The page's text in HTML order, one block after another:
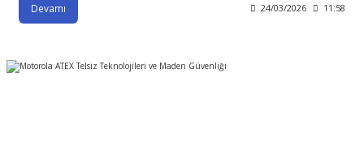
Devamı 24/03/2026 11:58